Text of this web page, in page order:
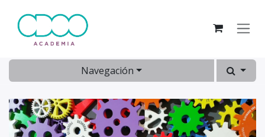
Navegación